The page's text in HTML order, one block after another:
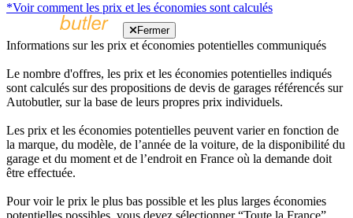
*Voir comment les prix et les économies sont calculés
Fermer
Informations sur les prix et économies potentielles communiqués
Le nombre d'offres, les prix et les économies potentielles indiqués
sont calculés sur des propositions de devis de garages référencés sur
Autobutler, sur la base de leurs propres prix individuels.
Les prix et les économies potentielles peuvent varier en fonction de
la marque, du modèle, de l’année de la voiture, de la disponibilité du
garage et du moment et de l’endroit en France où la demande doit
être effectuée.
Pour voir le prix le plus bas possible et les plus larges économies
potentielles possibles, vous devez sélectionner “Toute la France”